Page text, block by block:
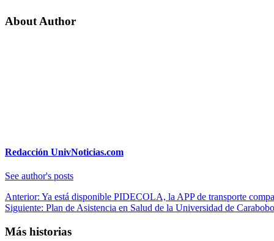
About Author
Redacción UnivNoticias.com
See author's posts
Navegación
de
entradas
Anterior: Ya está disponible PIDECOLA, la APP de transporte
Siguiente: Plan de Asistencia en Salud de la Universidad de
Más historias